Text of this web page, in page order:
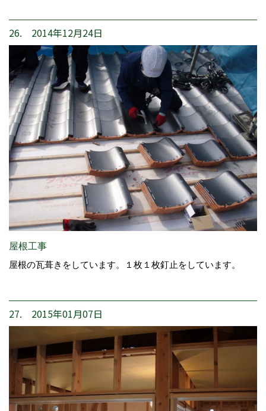
26. 2014年12月24日
屋根工事
屋根の瓦葺きをしています。１枚１枚釘止をしています。
27. 2015年01月07日